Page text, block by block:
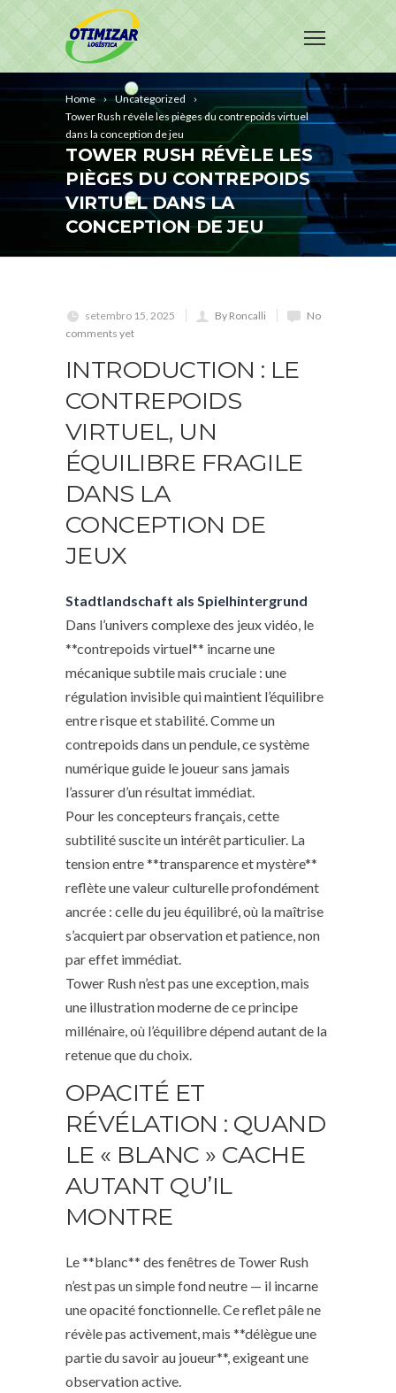
Home
Uncategorized
Tower Rush révèle les pièges du contrepoids virtuel
dans la conception de jeu
TOWER RUSH RÉVÈLE LES
PIÈGES DU CONTREPOIDS
VIRTUEL DANS LA
CONCEPTION DE JEU
setembro 15, 2025 By Roncalli
No
comments yet
INTRODUCTION : LE
CONTREPOIDS
VIRTUEL, UN
ÉQUILIBRE FRAGILE
DANS LA
CONCEPTION DE
JEUX
Stadtlandschaft als Spielhintergrund
Dans l’univers complexe des jeux vidéo, le
**contrepoids virtuel** incarne une
mécanique subtile mais cruciale : une
régulation invisible qui maintient l’équilibre
entre risque et stabilité. Comme un
contrepoids dans un pendule, ce système
numérique guide le joueur sans jamais
l’assurer d’un résultat immédiat.
Pour les concepteurs français, cette
subtilité suscite un intérêt particulier. La
tension entre **transparence et mystère**
reflète une valeur culturelle profondément
ancrée : celle du jeu équilibré, où la maîtrise
s’acquiert par observation et patience, non
par effet immédiat.
Tower Rush n’est pas une exception, mais
une illustration moderne de ce principe
millénaire, où l’équilibre dépend autant de la
retenue que du choix.
OPACITÉ ET
RÉVÉLATION : QUAND
LE « BLANC » CACHE
AUTANT QU’IL
MONTRE
Le **blanc** des fenêtres de Tower Rush
n’est pas un simple fond neutre — il incarne
une opacité fonctionnelle. Ce reflet pâle ne
révèle pas activement, mais **délègue une
partie du savoir au joueur**, exigeant une
observation active.